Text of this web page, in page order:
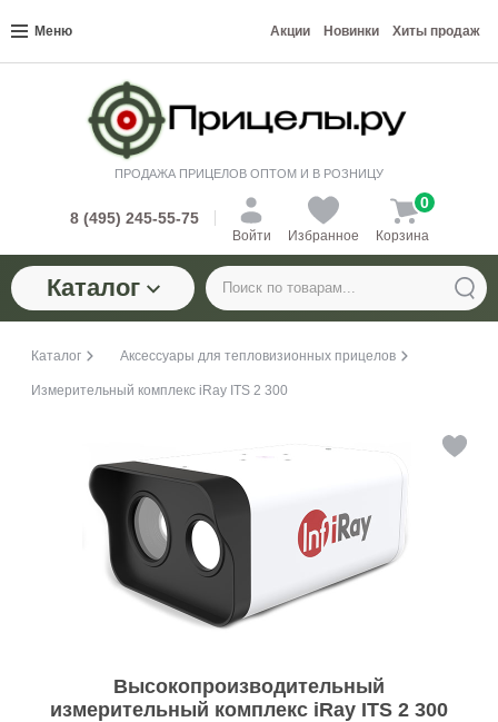
Меню Акции Новинки Хиты продаж
ПРОДАЖА ПРИЦЕЛОВ ОПТОМ И В РОЗНИЦУ
8 (495) 245-55-75
Войти Избранное Корзина
0
Каталог
Каталог Аксессуары для тепловизионных прицелов
Измерительный комплекс iRay ITS 2 300
Высокопроизводительный
измерительный комплекс iRay ITS 2 300